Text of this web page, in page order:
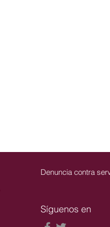
Denuncia contra
Síguenos en